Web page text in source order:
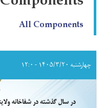
All Components
چهارشنبه ۱۴۰۵/۳/۲۰ - ۱۲:۰